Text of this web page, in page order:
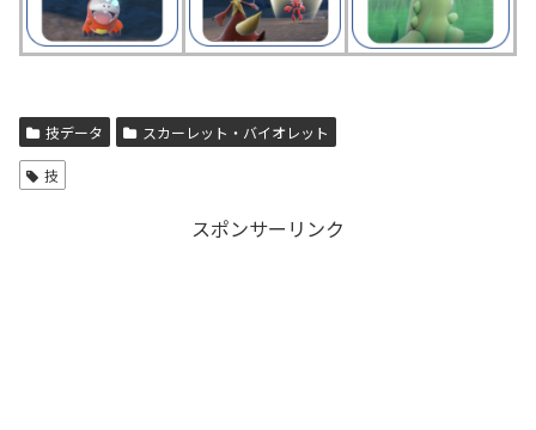
技データ スカーレット・バイオレット
技
スポンサーリンク